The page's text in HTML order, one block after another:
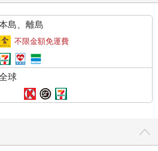
慮與無趣中打轉。
不滿嗎？抑或是，我們其實一直在
是和最美好的那一刻擦肩而過，才
的，是希望用現代心理學的工具來
麼時候最感快樂呢？如果能找到這
以調整生活，讓快樂隨時充滿在其
，接著傾盡了所有時間鑽研它，最
要說它是發現也可以，因為就算大家
以現代科學的相關學科，也就是心
島、離島
不限金額免運費
球